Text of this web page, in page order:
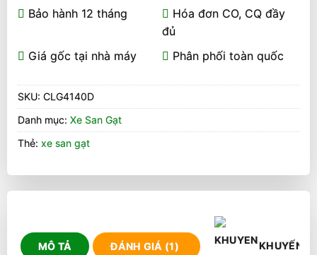
Bảo hành 12 tháng
Hóa đơn CO, CQ đầy
đủ
Giá gốc tại nhà máy
Phân phối toàn quốc
SKU: CLG4140D
Danh mục: Xe San Gạt
Thẻ: xe san gạt
MÔ TẢ ĐÁNH GIÁ (1) KHUYẾN